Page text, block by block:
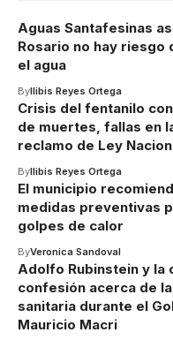
Aguas Santafesinas
Rosario no hay riesgo
el agua
ByIlibis Reyes Ortega
Crisis del fentanilo
de muertes, fallas en
reclamo de Ley
ByIlibis Reyes Ortega
El municipio
medidas preventivas
golpes de calor
ByVeronica Sandoval
Adolfo Rubinstein y la
confesión acerca de
sanitaria durante el
Mauricio Macri